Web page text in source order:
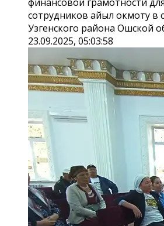
сотрудников айыл окмоту в
Узгенского района Ошской
23.09.2025, 05:03:58